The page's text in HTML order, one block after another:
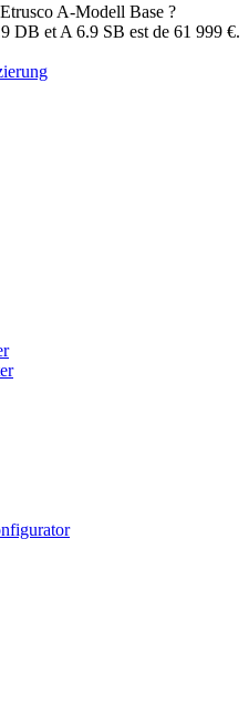
A-Modell Base ?
DB et A 6.9 SB est de 61 999 €.